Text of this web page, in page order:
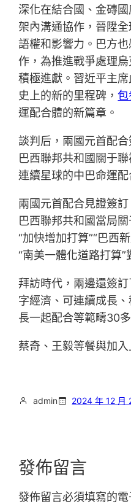
深化在結合國、金磚
架內溝通協作，晉陞
語權和影響力。巴方
作，為推進戰爭處理
積極進獻。習近平主
史上的新的里程碑，包
運配合體的新篇章。
談判后，兩國元首配
巴西聯邦共和國關于
連續星球的中巴命運
兩國元首配合見證簽
巴西聯邦共和國當局
“加快增加打算”“巴西
“南美一體化道路打算
拜訪時代，兩邊還簽
字經濟、可連續成長
長一起配合等範疇30
蔡奇、王毅等餐與加入
admin 2024 年 12 月
發佈留言
發佈留言必須填寫的